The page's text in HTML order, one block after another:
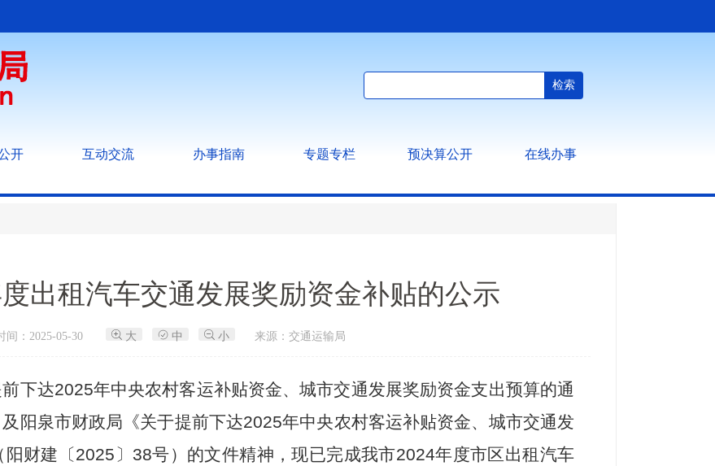
开 互动交流 办事指南 专题专栏 预决算公开 在线办事
出租汽车交通发展奖励资金补贴的公示
间：2025-05-30 大 中 小 来源：交通运输局
下达2025年中央农村客运补贴资金、城市交通发展奖励资金支出预算的通
阳泉市财政局《关于提前下达2025年中央农村客运补贴资金、城市交通发
财建〔2025〕38号）的文件精神，现已完成我市2024年度市区出租汽车